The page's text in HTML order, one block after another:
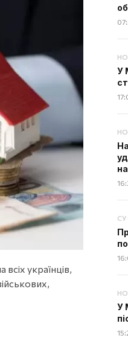
українців,
У
У